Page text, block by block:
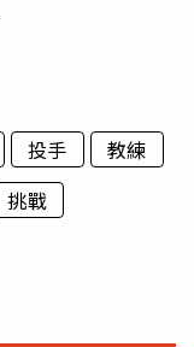
投手
教練
挑戰